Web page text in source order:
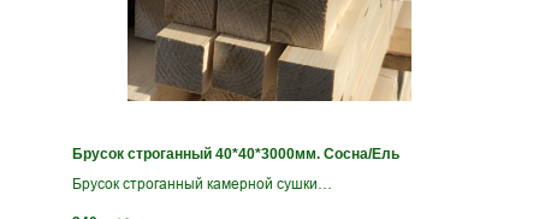
Брусок строганный 40*40*3000мм. Сосна/Ель
Брусок строганный камерной сушки